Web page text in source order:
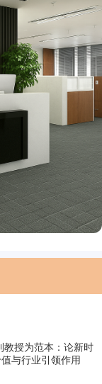
教授为范本：论新时
与行业引领作用